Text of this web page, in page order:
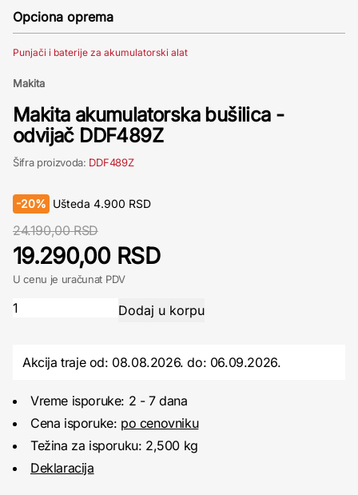
Opciona oprema
Punjači i baterije za akumulatorski alat
Makita
Makita akumulatorska bušilica -
odvijač DDF489Z
Šifra proizvoda: DDF489Z
-20% Ušteda 4.900 RSD
24.190,00 RSD
19.290,00 RSD
U cenu je uračunat PDV
Akcija traje od: 08.08.2026.do: 06.09.2026.
Vreme isporuke: 2 - 7 dana
Cena isporuke: po cenovniku
Težina za isporuku: 2,500 kg
Deklaracija